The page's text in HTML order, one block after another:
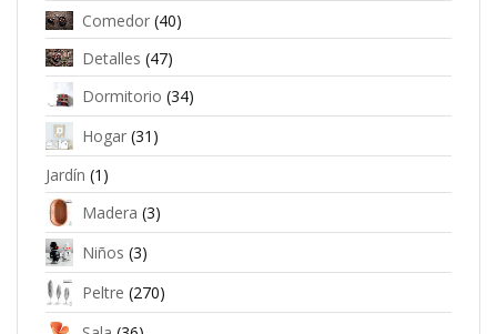
Comedor (40)
Detalles (47)
Dormitorio (34)
Hogar (31)
Jardín (1)
Madera (3)
Niños (3)
Peltre (270)